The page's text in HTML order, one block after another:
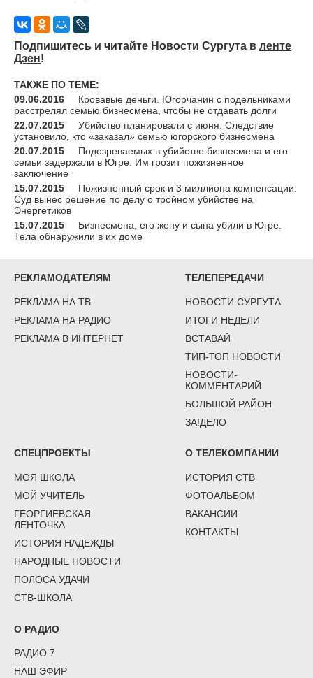
Подпишитесь и читайте Новости Сургута в ленте
Дзен!
ТАКЖЕ ПО ТЕМЕ:
09.06.2016
Кровавые деньги. Югорчанин с подельниками
расстрелял семью бизнесмена, чтобы не отдавать долги
22.07.2015
Убийство планировали с июня. Следствие
установило, кто «заказал» семью югорского бизнесмена
20.07.2015
Подозреваемых в убийстве бизнесмена и его
семьи задержали в Югре. Им грозит пожизненное
заключение
15.07.2015
Пожизненный срок и 3 миллиона компенсации.
Суд вынес решение по делу о тройном убийстве на
Энергетиков
15.07.2015
Бизнесмена, его жену и сына убили в Югре.
Тела обнаружили в их доме
РЕКЛАМОДАТЕЛЯМ
РЕКЛАМА НА ТВ
РЕКЛАМА НА РАДИО
РЕКЛАМА В ИНТЕРНЕТ
ТЕЛЕПЕРЕДАЧИ
НОВОСТИ СУРГУТА
ИТОГИ НЕДЕЛИ
ВСТАВАЙ
ТИП-ТОП НОВОСТИ
НОВОСТИ-
КОММЕНТАРИЙ
БОЛЬШОЙ РАЙОН
ЗА!ДЕЛО
СПЕЦПРОЕКТЫ
МОЯ ШКОЛА
МОЙ УЧИТЕЛЬ
ГЕОРГИЕВСКАЯ
ЛЕНТОЧКА
ИСТОРИЯ НАДЕЖДЫ
НАРОДНЫЕ НОВОСТИ
ПОЛОСА УДАЧИ
СТВ-ШКОЛА
О ТЕЛЕКОМПАНИИ
ИСТОРИЯ СТВ
ФОТОАЛЬБОМ
ВАКАНСИИ
КОНТАКТЫ
О РАДИО
РАДИО 7
НАШ ЭФИР